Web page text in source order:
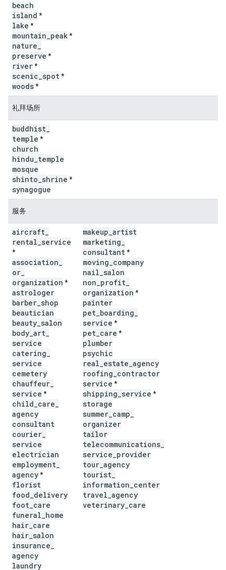
beach
island *
lake *
mountain peak*
nature
preserve *
river*
scenic spot*
woods*
礼拜场所
buddhist
temple *
church
hindu temple
mosque
shinto shrine *
synagogue
服务
aircraft
rental service
*
association
or
organization *
astrologer
barber shop
beautician
beauty salon
body art
service
catering
service
cemetery
chauffeur
service *
child care
agency
consultant
courier
service
electrician
employment
agency*
florist
food delivery
foot care
funeral home
hair care
hair salon
insurance
agency
laundry
makeup artist
marketing
consultant*
moving company
nail salon
non profit
organization *
painter
pet boarding
service *
pet care *
plumber
psychic
real estate agency
roofing contractor
service *
shipping service *
storage
summer camp
organizer
tailor
telecommunications
service provider
tour agency
tourist
information center
travel agency
veterinary care